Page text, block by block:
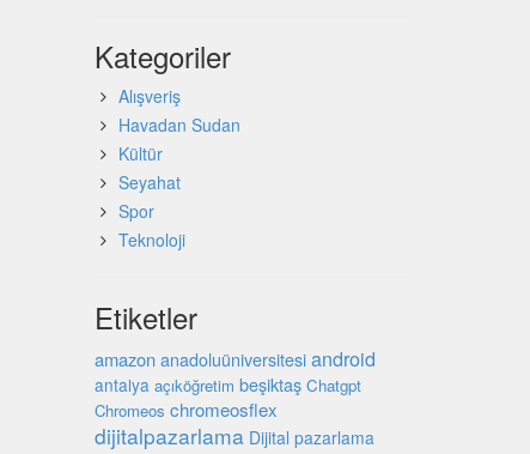
Kategoriler
Alışveriş
Havadan Sudan
Kültür
Seyahat
Spor
Teknoloji
Etiketler
amazon anadoluüniversitesi android
antalya açıköğretim beşiktaş Chatgpt
Chromeos chromeosflex
dijitalpazarlama Dijital pazarlama